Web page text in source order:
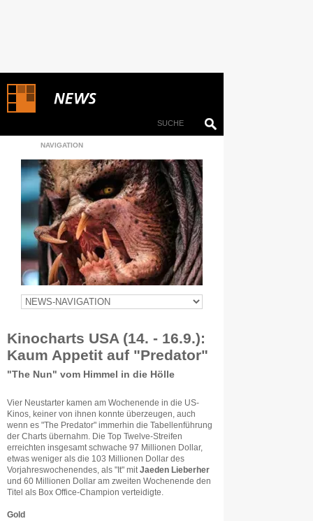
NAVIGATION
Kinocharts USA (14. - 16.9.):
Kaum Appetit auf "Predator"
"The Nun" vom Himmel in die Hölle
Vier Neustarter kamen am Wochenende in die US-
Kinos, keiner von ihnen konnte überzeugen, auch
wenn es "The Predator" immerhin die Tabellenführung
der Charts übernahm. Die Top Twelve-Streifen
erreichten insgesamt schwache 97 Millionen Dollar,
etwas weniger als die 103 Millionen Dollar des
Vorjahreswochenendes, als "It" mit Jaeden Lieberher
und 60 Millionen Dollar am zweiten Wochenende den
Titel als Box Office-Champion verteidigte.
Gold